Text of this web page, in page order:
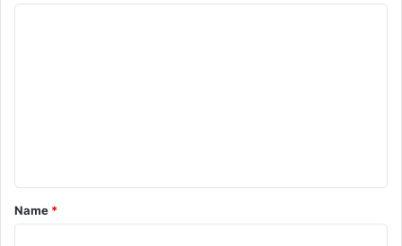
*
Name *